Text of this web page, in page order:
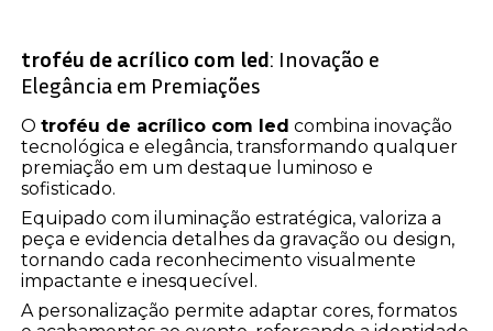
troféu de acrílico com led: Inovação e
Elegância em Premiações
Otroféu de acrílico com led combina inovação
tecnológica e elegância, transformando qualquer
premiação em um destaque luminoso e
sofisticado.
Equipado com iluminação estratégica, valoriza a
peça e evidencia detalhes da gravação ou design,
tornando cada reconhecimento visualmente
impactante e inesquecível.
A personalização permite adaptar cores, formatos